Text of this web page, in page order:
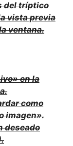
del tríptico
vista previa
ventana.
en la
como
imagen».
deseado